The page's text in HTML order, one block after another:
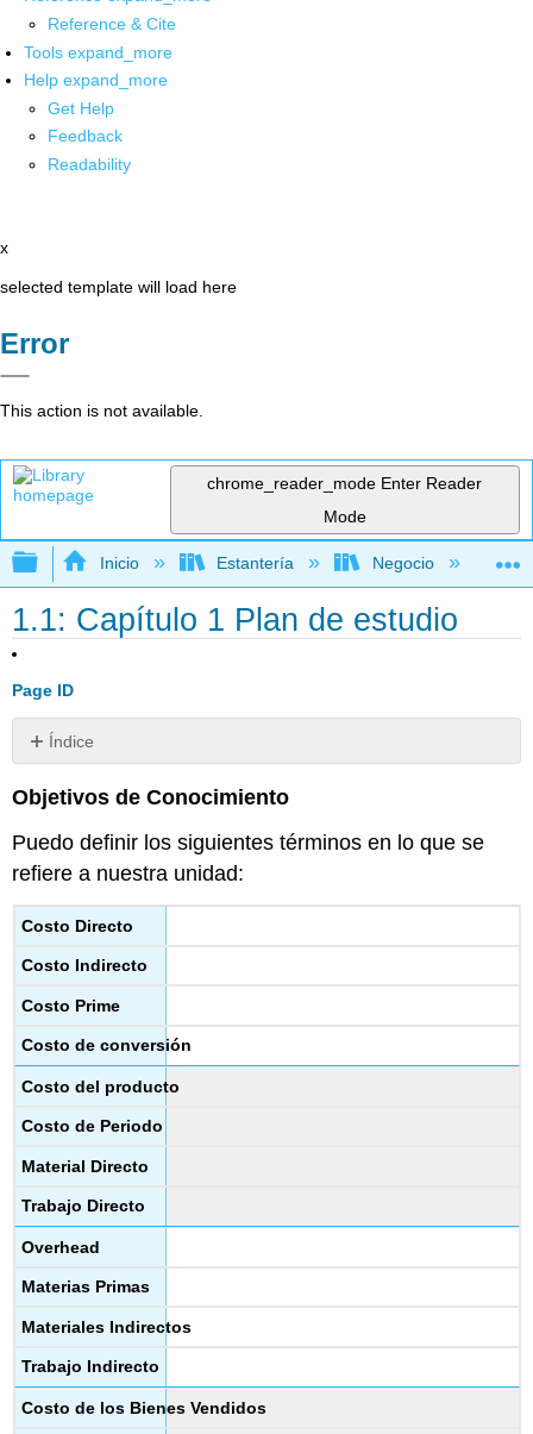
Reference & Cite
Tools expand_more
Help expand_more
Get Help
Feedback
Readability
x
selected template will load here
Error
This action is not available.
chrome_reader_mode Enter Reader
Mode
Expandir/contraer jerarquía global
Inicio Estantería Negocio
1.1: Capítulo 1 Plan de estudio
Page ID
Índice
Sin
Objetivos de Conocimiento
Puedo definir los siguientes términos en lo que se
refiere a nuestra unidad:
Costo Directo
Costo Indirecto
Costo Prime
Costo de conversión
Costo del producto
Costo de Periodo
Material Directo
Trabajo Directo
Overhead
Materias Primas
Materiales Indirectos
Trabajo Indirecto
Costo de los Bienes Vendidos